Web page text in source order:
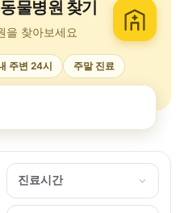
물병원 찾기
을 찾아보세요
주변 24시 주말 진료
진료시간